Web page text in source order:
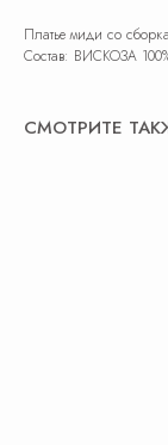
Платье миди со
Состав: ВИСКОЗА
СМОТРИТЕ